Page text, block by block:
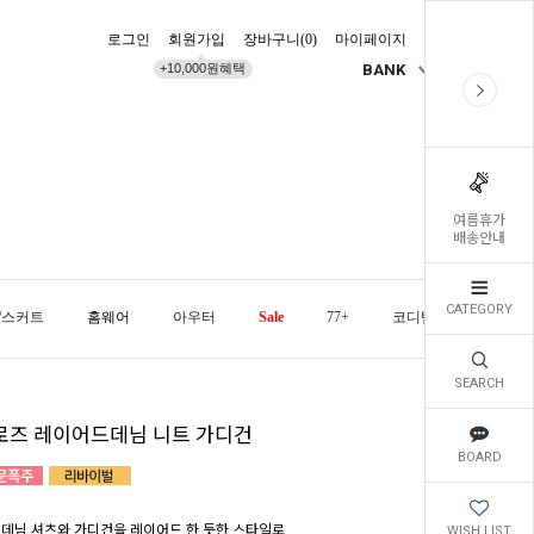
여름휴가
배송안내
CATEGORY
SEARCH
BOARD
로그인 회원가입
+10,000원혜택
장바구니(0) 마이페이지
BANK
커트 홈웨어 아우터 Sale 77+ 코디템 오늘발송
즈 레이어드데님 니트 가디건
님 셔츠와 가디건을 레이어드 한 듯한 스타일로